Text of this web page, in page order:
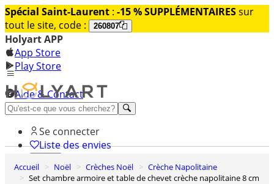
Spécial Saint-Laurent : -15 % SUPPLÉMENTAIRESsur
tout le site, code :
260807
Holyart APP
App Store
Play Store
Aide & Contact
Découvrez Premium
Se connecter
Liste des envies
0
Panier
Accueil Noël Crèches Noël
Crèche Napolitaine
Set chambre armoire et table de chevet crèche napolitaine 8 cm